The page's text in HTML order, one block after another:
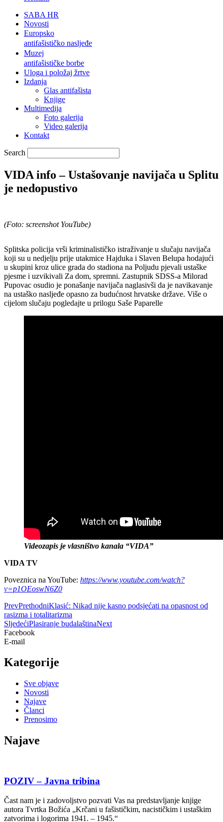
SABA HR
Novosti
Europsko
antifašističko nasljeđe
Muzej
antifašističke borbe
Uloga i položaj žrtve
Izdanja
Glas antifašista
Knjige
Multimedija
Foto galerija
Video galerija
Kontakt
Search
VIDA info – Ustašovanje navijača u Splitu
je nedopustivo
(Foto: screenshot YouTube)
Splitska policija vrši kriminalističko istraživanje u slučaju navijača
koji su u nedjelju prije utakmice Hajduka i Slaven Belupa hodajući
u skupini kroz ulice grada do stadiona na Poljudu pjevali ustaške
pjesme i uzvikivali Za dom, spremni. Zastupnik SDSS-a Milorad
Pupovac osudio je ponašanje navijača naglasivši da je navikavanje
na ustaško nasljeđe opasno za budućnost hrvatske države. Više o
cijelom slučaju pogledajte u prilogu Saše Paparelle
Videozapis je vlasništvo kanala “VIDA”
VIDA TV
Poveznica na YouTube: https://www.youtube.com/watch?
v=p1OEoswN6Z0
PrevPrethodniKlasić: Nikad nije kasno podsjećati na opasnost od
rasizma i totalitarizma
SljedećiPlasiranje budalaštinaNext
Facebook
E-mail
Kategorije
Sve objave
Novosti
Najave
Članci
Prenosimo
Najave
POZIV – Javna tribina
Čast nam je i zadovoljstvo pozvati Vas na predstavljanje knjige
autora Tvrtka Božića „Krčani u fašističkim, nacističkim i ustaškim
zatvorima i logorima 1941. – 1945.“